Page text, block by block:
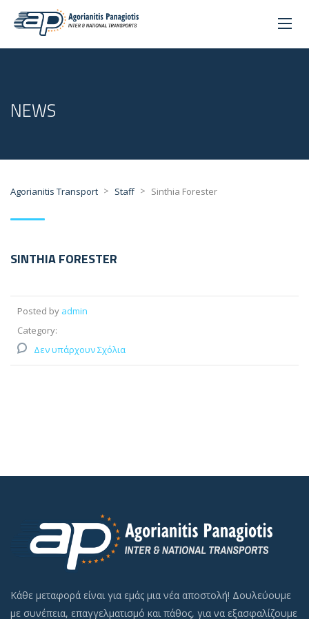
NEWS
Agorianitis Transport > Staff > Sinthia Forester
SINTHIA FORESTER
Posted by admin
Category:
Δεν υπάρχουν Σχόλια
Κάθε μεταφορά είναι για εμάς μια νέα αποστολή! Δουλεύουμε
με συνέπεια, επαγγελματισμό και πάθος, για να εξασφαλίζουμε